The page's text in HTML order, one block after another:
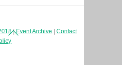
Back
To
|Event Archive |Contact